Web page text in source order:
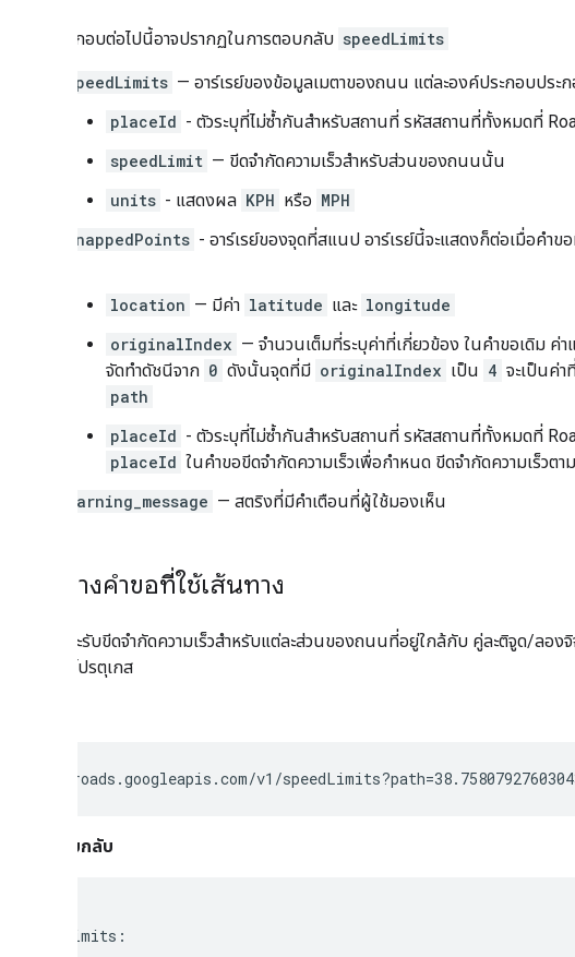
องค์ประกอบต่อไปนี้อาจปรากฏในการตอบกลับ speedLimits
speedLimits — อาร์เรย์ของข้อมูลเมตาของถนน แต่ละองค์ประกอบประ
placeId - ตัวระบุที่ไม่ซ้ำกันสำหรับสถานที่ รหัสสถานที่ทั้งหมดที่
speedLimit — ขีดจำกัดความเร็วสำหรับส่วนของถนนนั้น
units - แสดงผล KPH หรือ MPH
snappedPoints - อาร์เรย์ของจุดที่สแนป อาร์เรย์นี้จะแสดงก็ต่อเมื่อคำข
location — มีค่า latitude และ longitude
originalIndex — จำนวนเต็มที่ระบุค่าที่เกี่ยวข้อง ในคำขอเดิม ค่
จัดทำดัชนีจาก 0 ดังนั้นจุดที่มี originalIndex เป็น 4 จะเป็นค่
path
placeId - ตัวระบุที่ไม่ซ้ำกันสำหรับสถานที่ รหัสสถานที่ทั้งหมดที่
placeId ในคำขอขีดจำกัดความเร็วเพื่อกำหนด ขีดจำกัดความเร็ว
warning_message — สตริงที่มีคำเตือนที่ผู้ใช้มองเห็น
ตัวอย่างคำขอที่ใช้เส้นทาง
คำขอนี้จะรับขีดจำกัดความเร็วสำหรับแต่ละส่วนของถนนที่อยู่ใกล้กับ คู่ละติจูด/ลอง
ประเทศโปรตุเกส
https://roads.googleapis.com/v1/
การตอบกลับ
  speedLimits: